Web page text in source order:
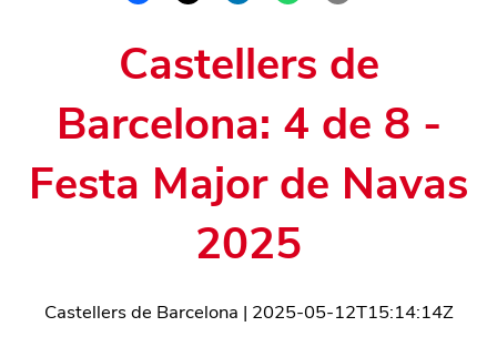
Castellers de
Barcelona: 4 de 8 -
Festa Major de Navas
2025
Castellers de Barcelona | 2025-05-12T15:14:14Z